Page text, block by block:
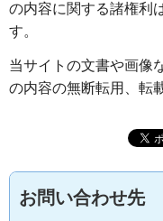
の内容に関する諸権利
す。
当サイトの文書や画像
の内容の無断転用、転
お問い合わせ先